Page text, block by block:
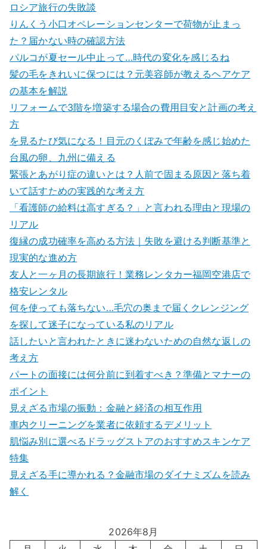
ロシア旅行の失敗談
りんくう小口オペレーションセンターで荷物が止まっ
た？届かない時の確認方法
パルコが夏セール中止って…時代の変化を感じるね
髪の毛をきれいに保つには？元美容師が教えるヘアケア
の基本を解説
リフォームで3階を増築する場合の費用目安と計画の考え
方
を見るたび気になる！目元のくぼみで年齢を感じ始めた
台風の卵、九州に備える
緊張とあがり症の違いとは？人前で固まる原因と落ち着
いて話すための実践的な考え方
「看護師の給料は高すぎる？」と言われる理由と現場の
リアル
復縁の成功確率を高める方法｜失敗を避ける判断基準と
現実的な進め方
友人と一ヶ月の長期旅行！業務レンタカー福岡空港店で
格安レンタル
何を使っても落ちない…毛穴の奥まで届くクレンジング
を探して迷子になっている私のリアル
話したいと言われたときに迷わないための自然な返しの
考え方
パートの面接には何分前に到着すべき？準備とマナーの
ポイント
見えざる市場の振動：金融と経済の相互作用
車内クリーニングを業者に依頼するデメリット
肌悩み別に選べるドラッグストアのおすすめスキンケア
特集
見えざる手に導かれる？金融市場のダイナミズムを読み
解く
2026年8月